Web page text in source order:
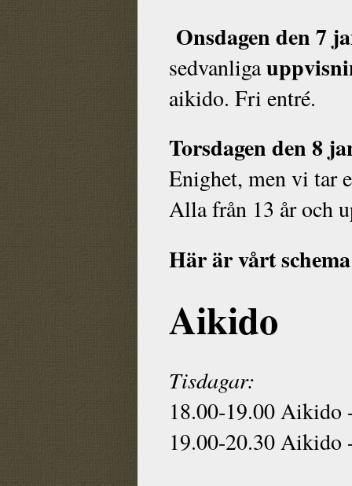
Onsdagen den 7
sedvanliga
aikido. Fri entré.
Torsdagen den 8
Enighet, men vi tar
Alla från 13 år och
Här är vårt
Aikido
Tisdagar:
18.00-19.00 Aikido
19.00-20.30 Aikido